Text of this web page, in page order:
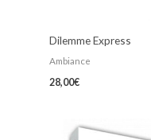
Dilemme Express
Ambiance
28,00€